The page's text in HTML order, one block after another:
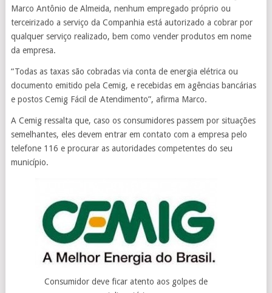
Marco Antônio de Almeida, nenhum empregado próprio ou
terceirizado a serviço da Companhia está autorizado a cobrar por
qualquer serviço realizado, bem como vender produtos em nome
da empresa.
“Todas as taxas são cobradas via conta de energia elétrica ou
documento emitido pela Cemig, e recebidas em agências bancárias
e postos Cemig Fácil de Atendimento”, afirma Marco.
A Cemig ressalta que, caso os consumidores passem por situações
semelhantes, eles devem entrar em contato com a empresa pelo
telefone 116 e procurar as autoridades competentes do seu
município.
Consumidor deve ficar atento aos golpes de